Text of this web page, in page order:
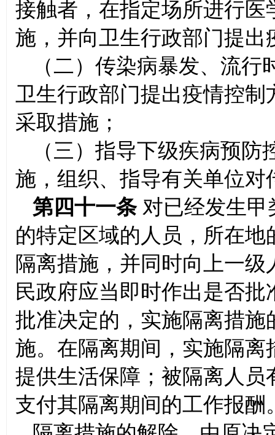
接触者，在指定场所进行
施，并向卫生行政部门
（二）传染病暴发、流
卫生行政部门提出疫情控
采取措施；
（三）指导下级疾病预
施，组织、指导有关单位对
第四十一条 对已经发生
的特定区域的人员，所在
隔离措施，并同时向上一
民政府应当即时作出是否
批准决定的，实施隔离措
施。在隔离期间，实施隔
提供生活保障；被隔离人
支付其隔离期间的工作报酬